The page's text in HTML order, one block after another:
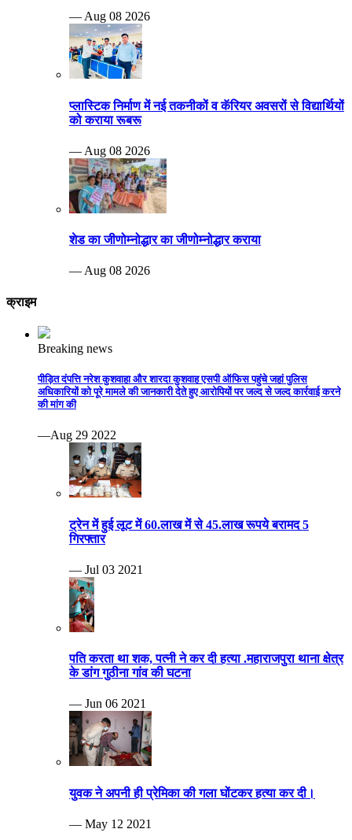
— Aug 08 2026
प्लास्टिक निर्माण में नई तकनीकों व कॅरियर अवसरों से विद्यार्थियों
को कराया रूबरू
— Aug 08 2026
शेड का जीणोम्नोद्धार का जीणोम्नोद्धार कराया
— Aug 08 2026
क्राइम
Breaking news
पीड़ित दंपत्ति नरेश कुशवाहा और शारदा कुशवाह एसपी ऑफिस पहुंचे जहां पुलिस
अधिकारियों को पूरे मामले की जानकारी देते हुए आरोपियों पर जल्द से जल्द कार्रवाई करने
की मांग की
—Aug 29 2022
ट्रेन में हुई लूट में 60.लाख में से 45.लाख रूपये बरामद 5
गिरफ्तार
— Jul 03 2021
पति करता था शक, पत्नी ने कर दी हत्या .महाराजपुरा थाना क्षेत्र
के डांग गुठीना गांव की घटना
— Jun 06 2021
युवक ने अपनी ही प्रेमिका की गला घोंटकर हत्या कर दी।
— May 12 2021